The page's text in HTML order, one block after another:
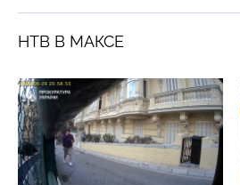
НТВ В МАКСЕ